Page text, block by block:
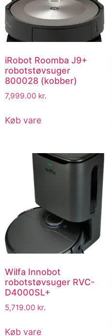
iRobot Roomba J9+
robotstøvsuger
800028 (kobber)
7,999.00 kr.
Køb vare
Wilfa Innobot
robotstøvsuger RVC-
D4000SL+
5,719.00 kr.
Køb vare